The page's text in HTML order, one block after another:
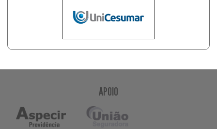
APOIO